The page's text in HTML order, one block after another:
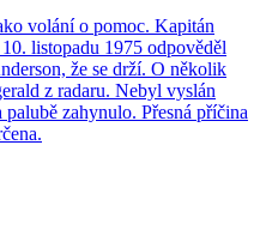
volání o pomoc. Kapitán
listopadu 1975 odpověděl
že se drží. O několik
z radaru. Nebyl vyslán
zahynulo. Přesná příčina